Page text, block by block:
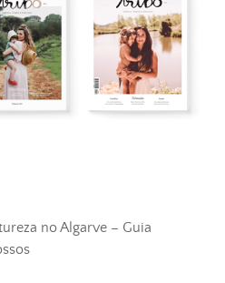
no Algarve – Guia